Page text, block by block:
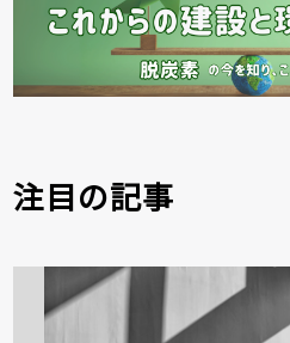
注目の記事